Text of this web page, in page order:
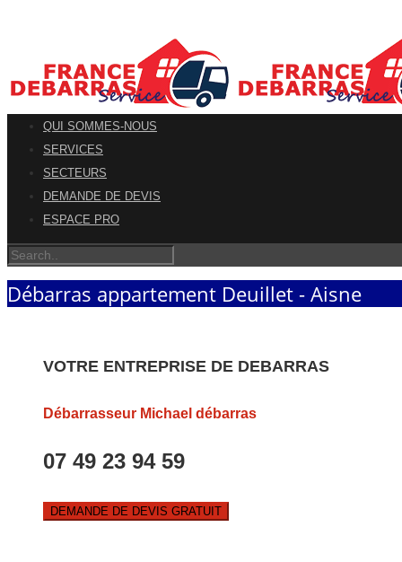
QUI SOMMES-NOUS
SERVICES
SECTEURS
DEMANDE DE DEVIS
ESPACE PRO
Débarras appartement Deuillet - Aisne
VOTRE ENTREPRISE DE DEBARRAS
Débarrasseur Michael débarras
07 49 23 94 59
DEMANDE DE DEVIS GRATUIT